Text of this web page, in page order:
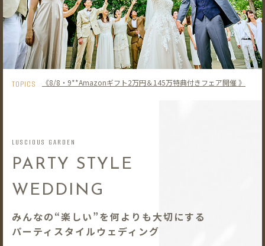
TOPICS 《8/8・9**Amazonギフト2万円＆145万特典付きフェア開催 》
LUSCIOUS GARDEN
PARTY STYLE
WEDDING
みんなの“楽しい”を何よりも大切にする
パーティスタイルウェディング